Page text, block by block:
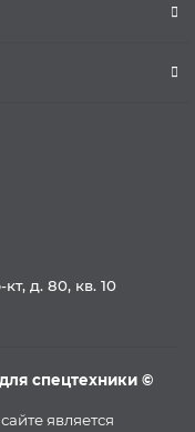
д. 80, кв. 10
спецтехники ©
является